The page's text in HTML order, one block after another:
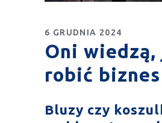
6 GRUDNIA 2024
Oni wiedzą,
robić biznes
Bluzy czy